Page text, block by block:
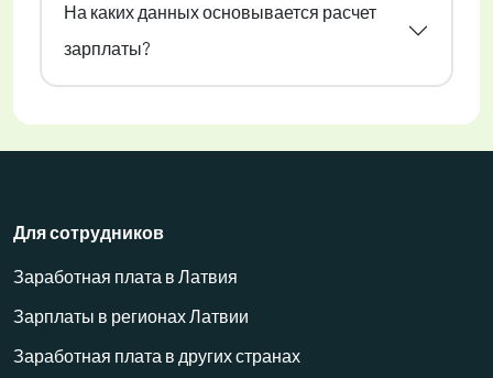
На каких данных основывается расчет
зарплаты?
Для сотрудников
Заработная плата в Латвия
Зарплаты в регионах Латвии
Заработная плата в других странах